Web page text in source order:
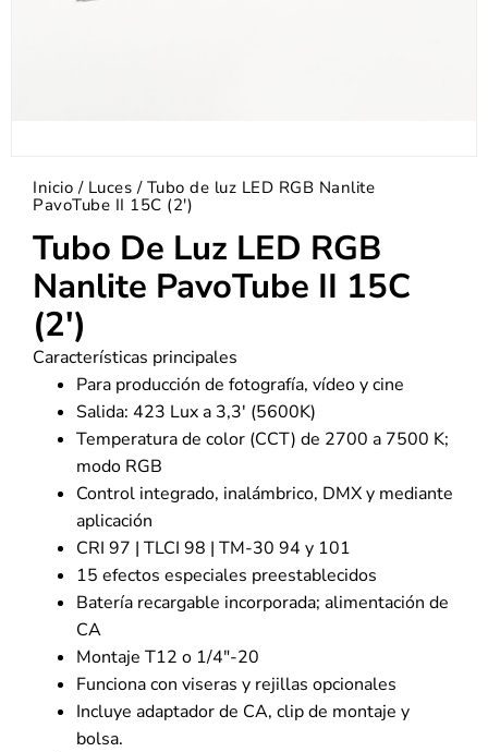
Inicio / Luces / Tubo de luz LED RGB Nanlite
PavoTube II 15C (2′)
Tubo De Luz LED RGB
Nanlite PavoTube II 15C
(2′)
Características principales
Para producción de fotografía, vídeo y cine
Salida: 423 Lux a 3,3′ (5600K)
Temperatura de color (CCT) de 2700 a 7500 K;
modo RGB
Control integrado, inalámbrico, DMX y mediante
aplicación
CRI 97 | TLCI 98 | TM-30 94 y 101
15 efectos especiales preestablecidos
Batería recargable incorporada; alimentación de
CA
Montaje T12 o 1/4″-20
Funciona con viseras y rejillas opcionales
Incluye adaptador de CA, clip de montaje y
bolsa.